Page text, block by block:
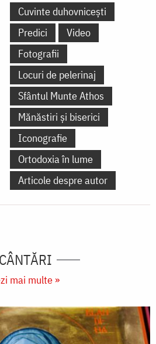
Cuvinte duhovnicești
Predici
Video
Fotografii
Locuri de pelerinaj
Sfântul Munte Athos
Mănăstiri și biserici
Iconografie
Ortodoxia în lume
Articole despre autor
CÂNTĂRI
mai multe »